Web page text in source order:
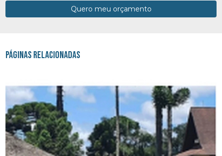
Quero meu orçamento
Páginas Relacionadas